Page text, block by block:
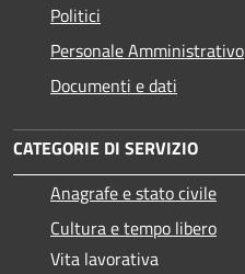
Politici
Personale Amministrativo
Documenti e dati
CATEGORIE DI SERVIZIO
Anagrafe e stato civile
Cultura e tempo libero
Vita lavorativa